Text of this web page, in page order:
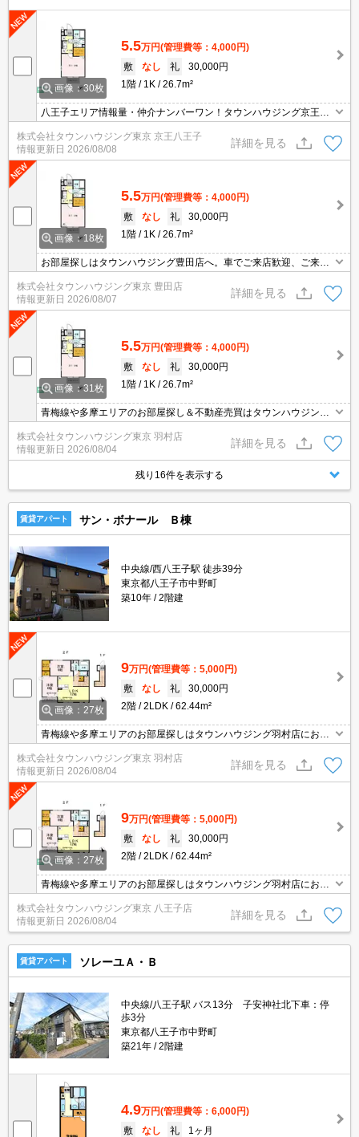
画像：30枚
5.5万円(管理費等：4,000円)
敷
なし 礼
30,000円
1階
1K 26.7m²
八王子エリア情報量・仲介ナンバーワン！タウンハウジング京王八
王子店です!お客様用駐車場もございますので車でのご来店も大歓迎
です！
株式会社タウンハウジング東京 京王八王子
情報更新日 2026/08/08
詳細を見る
画像：18枚
5.5万円(管理費等：4,000円)
敷
なし 礼
30,000円
1階
1K 26.7m²
お部屋探しはタウンハウジング豊田店へ。車でご来店歓迎、ご来店
用お客様駐車場あり！
株式会社タウンハウジング東京 豊田店
情報更新日 2026/08/07
詳細を見る
画像：31枚
5.5万円(管理費等：4,000円)
敷
なし 礼
30,000円
1階
1K 26.7m²
青梅線や多摩エリアのお部屋探し＆不動産売買はタウンハウジング
羽村店にお任せを！ご来店時無料駐車場ご用意あります！
株式会社タウンハウジング東京 羽村店
情報更新日 2026/08/04
詳細を見る
残り16件を表示する
賃貸アパート サン・ボナール Ｂ棟
中央線/西八王子駅 徒歩39分
東京都八王子市中野町
築10年
2階建
画像：27枚
9万円(管理費等：5,000円)
敷
なし 礼
30,000円
2階
2LDK 62.44m²
青梅線や多摩エリアのお部屋探しはタウンハウジング羽村店にお任
せを！ご来店時無料駐車場ご用意あります！
株式会社タウンハウジング東京 羽村店
情報更新日 2026/08/04
詳細を見る
画像：27枚
9万円(管理費等：5,000円)
敷
なし 礼
30,000円
2階
2LDK 62.44m²
青梅線や多摩エリアのお部屋探しはタウンハウジング羽村店にお任
せを！ご来店時無料駐車場ご用意あります！
株式会社タウンハウジング東京 八王子店
情報更新日 2026/08/04
詳細を見る
賃貸アパート ソレーユＡ・Ｂ
中央線/八王子駅 バス13分 子安神社北下車：停
歩3分
東京都八王子市中野町
築21年
2階建
4.9万円(管理費等：6,000円)
敷
なし 礼
1ヶ月